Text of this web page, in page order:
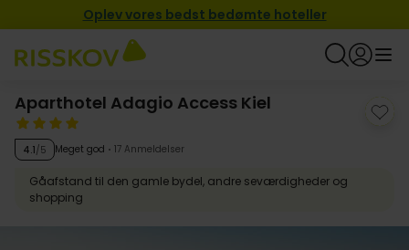
Oplev vores bedst bedømte hoteller
Aparthotel Adagio Access Kiel
4.1/5 Meget god 17 Anmeldelser
Gåafstand til den gamle bydel, andre seværdigheder og
shopping